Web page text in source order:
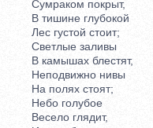
Сумраком покрыт,
В тишине глубокой
Лес густой стоит;
Светлые заливы
В камышах блестят,
Неподвижно нивы
На полях стоят;
Небо голубое
Весело глядит,